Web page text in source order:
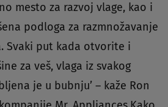
mesto za razvoj vlage, kao i
podloga za razmnožavanje
Svaki put kada otvorite i
za veš, vlaga iz svakog
je u bubnju’ – kaže Ron